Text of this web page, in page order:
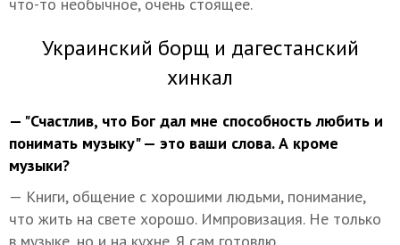
что-то необычное, очень стоящее.
Украинский борщ и дагестанский
хинкал
— "Счастлив, что Бог дал мне способность любить и
понимать музыку" — это ваши слова. А кроме
музыки?
— Книги, общение с хорошими людьми, понимание,
что жить на свете хорошо. Импровизация. Не только